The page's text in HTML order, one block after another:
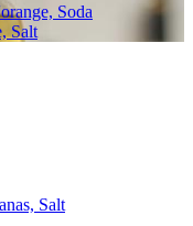
Soda
Salt
Salt